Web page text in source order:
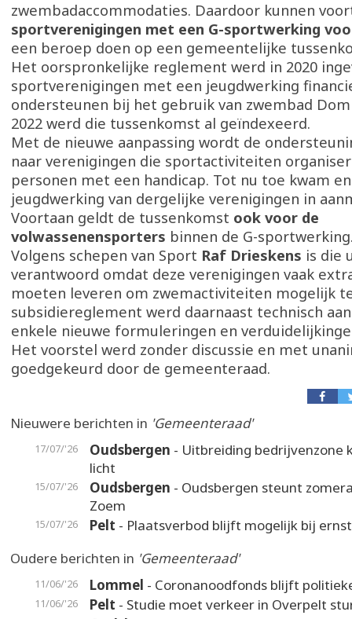
zwembadaccommodaties. Daardoor kunnen
sportverenigingen met een G-sportwerking
een beroep doen op een gemeentelijke
Het oorspronkelijke reglement werd in 2020
sportverenigingen met een jeugdwerking
ondersteunen bij het gebruik van zwembad
2022 werd die tussenkomst al geïndexeerd.
Met de nieuwe aanpassing wordt de
naar verenigingen die sportactiviteiten
personen met een handicap. Tot nu toe kwam
jeugdwerking van dergelijke verenigingen in
Voortaan geldt de tussenkomst ook voor de
volwassenensporters binnen de G-
Volgens schepen van Sport Raf Drieskens is die
verantwoord omdat deze verenigingen vaak
moeten leveren om zwemactiviteiten mogelijk
subsidiereglement werd daarnaast technisch
enkele nieuwe formuleringen en
Het voorstel werd zonder discussie en met
goedgekeurd door de gemeenteraad.
Nieuwere berichten in 'Gemeenteraad'
17/07/'26 Oudsbergen - Uitbreiding bedrijvenzone
licht
15/07/'26 Oudsbergen - Oudsbergen steunt
Zoem
15/07/'26 Pelt - Plaatsverbod blijft mogelijk bij
Oudere berichten in 'Gemeenteraad'
11/06/'26 Lommel - Coronanoodfonds blijft
11/06/'26 Pelt - Studie moet verkeer in Overpelt